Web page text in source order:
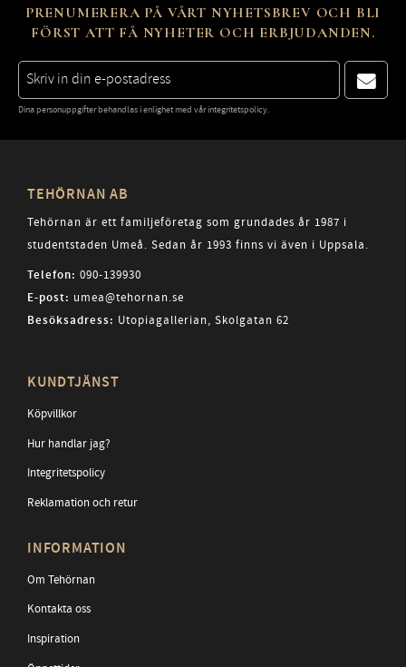
PRENUMERERA PÅ VÅRT NYHETSBREV OCH BLI
FÖRST ATT FÅ NYHETER OCH ERBJUDANDEN.
Dina personuppgifter behandlas i enlighet med vårintegritetspolicy.
TEHÖRNAN AB
Tehörnan är ett familjeföretag som grundades år 1987 i
studentstaden Umeå. Sedan år 1993 finns vi även i Uppsala.
Telefon: 090-139930
E-post: umea@tehornan.se
Besöksadress: Utopiagallerian, Skolgatan 62
KUNDTJÄNST
Köpvillkor
Hur handlar jag?
Integritetspolicy
Reklamation och retur
INFORMATION
Om Tehörnan
Kontakta oss
Inspiration